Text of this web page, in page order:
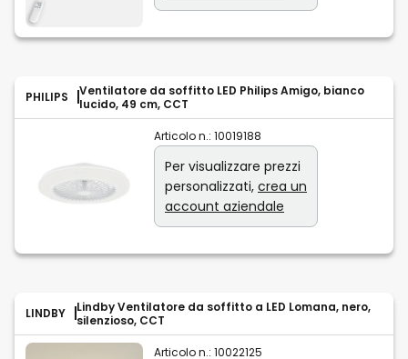
PHILIPS
Ventilatore da soffitto LED Philips Amigo, bianco
lucido, 49 cm, CCT
Articolo n.: 10019188
Per visualizzare prezzi
personalizzati, crea un
account aziendale
LINDBY
Lindby Ventilatore da soffitto a LED Lomana, nero,
silenzioso, CCT
Articolo n.: 10022125